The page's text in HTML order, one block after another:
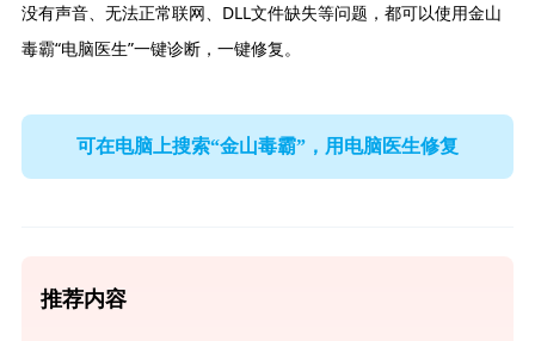
没有声音、无法正常联网、DLL文件缺失等问题，都可以使用金山
毒霸“电脑医生”一键诊断，一键修复。
可在电脑上搜索“金山毒霸”，用电脑医生修复
推荐内容